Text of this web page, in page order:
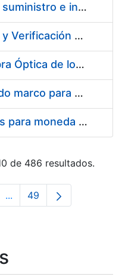
Acuerdo marco para el suministro e instalación de persianas, estores y otros complementos
Servicio de Calibración y Verificación Externa de los Equipos de Medición del Servicio de Prevención de la FNMT-RCM
Conexión mediante Fibra Óptica de los Centros de Proceso de Datos (CPDs) de las sedes de la FNMT-RCM de Burgos y Madrid
Contratación de acuerdo marco para el Suministro de Material de Electricidad para la Fábrica Nacional de Moneda y Timbre-Real Casa de la Moneda en su centro de trabajo de Burgos
Suministro de estuches para moneda de 30 €
de 486 resultados.
...Páginas intermedias Use
Página
49